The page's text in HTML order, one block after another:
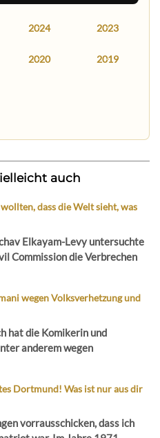
2024 2023
2020 2019
auch
dass die Welt sieht, was
Elkayam-Levy untersuchte
Commission die Verbrechen
wegen Volksverhetzung und
hat die Komikerin und
anderem wegen
Dortmund! Was ist nur aus dir
vorrausschicken, dass ich